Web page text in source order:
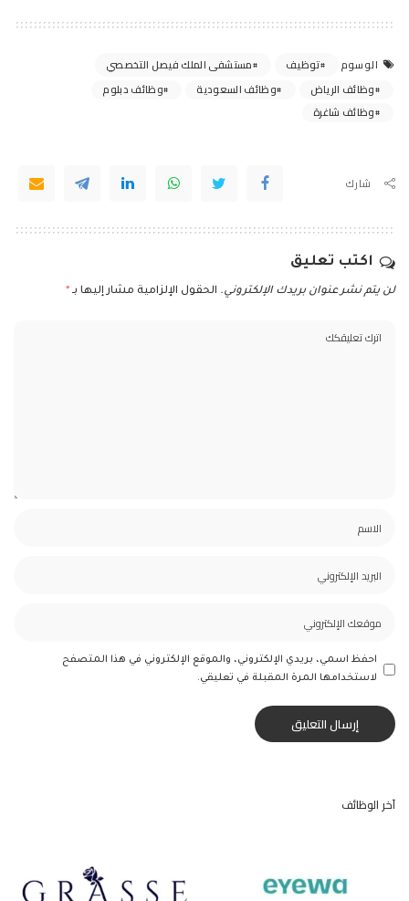
الوسوم توظيف
مستشفى الملك فيصل التخصصي
وظائف الرياض
وظائف السعودية
وظائف دبلوم
وظائف شاغرة
شارك
اكتب تعليق
لن يتم نشر عنوان بريدك الإلكتروني. الحقول الإلزامية مشار إليها بـ *
احفظ اسمي، بريدي الإلكتروني، والموقع الإلكتروني في هذا المتصفح
لاستخدامها المرة المقبلة في تعليقي.
آخر الوظائف